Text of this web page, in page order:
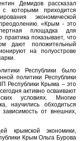
Демидов рассказал
которыми приходится
экономической
«Крым - это
площадка для
показывает, что
дают положительный
на полуострове
Республики было
политики Республики
Республики Крыма – это
активно осваивают
условиях. Многие
научились обходиться
от внешних,
крымской экономики,
Крым Ольга Бурова